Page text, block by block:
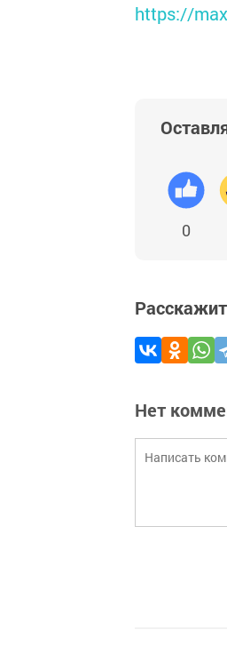
https://
0
Нет